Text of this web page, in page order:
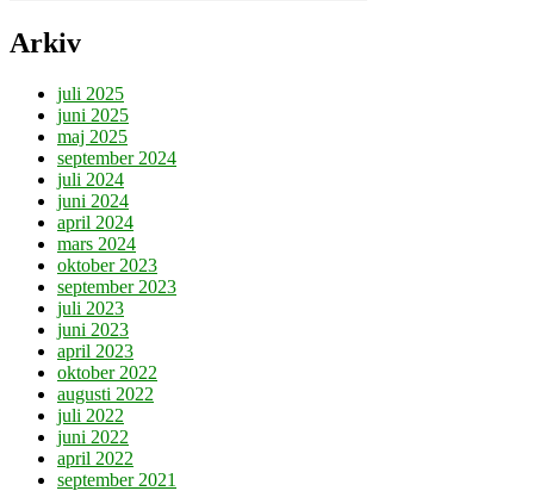
Arkiv
juli 2025
juni 2025
maj 2025
september 2024
juli 2024
juni 2024
april 2024
mars 2024
oktober 2023
september 2023
juli 2023
juni 2023
april 2023
oktober 2022
augusti 2022
juli 2022
juni 2022
april 2022
september 2021